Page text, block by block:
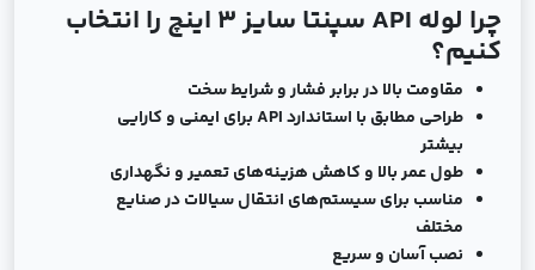
چرا لوله API سپنتا سایز 3 اینچ را انتخاب
کنیم؟
مقاومت بالا در برابر فشار و شرایط سخت
طراحی مطابق با استاندارد API برای ایمنی و کارایی
بیشتر
طول عمر بالا و کاهش هزینه‌های تعمیر و نگهداری
مناسب برای سیستم‌های انتقال سیالات در صنایع
مختلف
نصب آسان و سریع